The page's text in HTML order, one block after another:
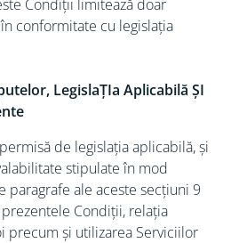
Condiții limitează doar
conformitate cu legislația
LegislaȚIa Aplicabilă ȘI
de legislația aplicabilă, și
stipulate în mod
paragrafe ale aceste secțiuni 9
Condiții, relația
precum și utilizarea Serviciilor